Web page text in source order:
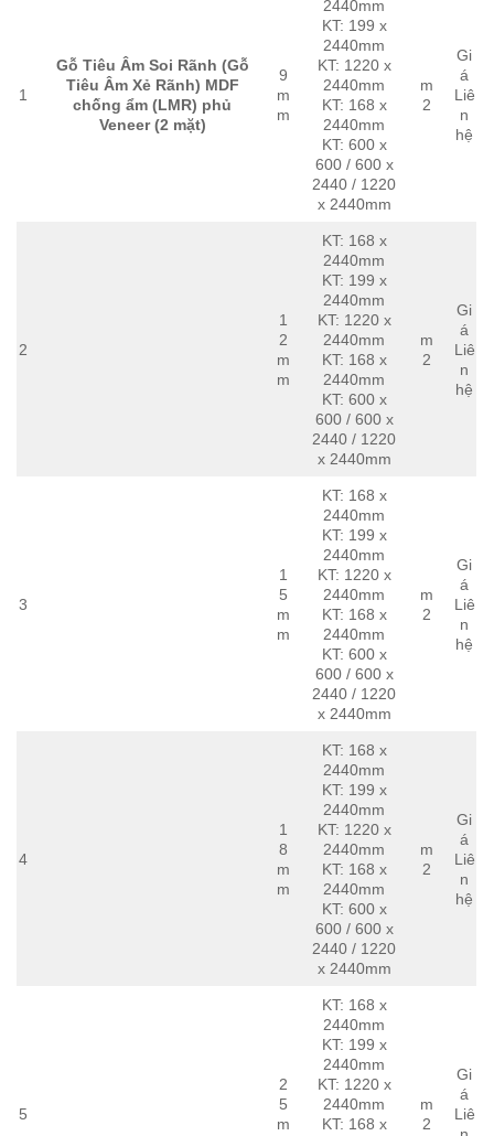
1
Gỗ Tiêu Âm Soi Rãnh (Gỗ
Tiêu Âm Xẻ Rãnh) MDF
chống ẩm (LMR) phủ
Veneer (2 mặt)
9
m
m
2440mm
KT: 199 x
2440mm
KT: 1220 x
2440mm
KT: 168 x
2440mm
KT: 600 x
600 / 600 x
2440 / 1220
x 2440mm
m
2
Gi
á
Liê
n
hệ
2
1
2
m
m
KT: 168 x
2440mm
KT: 199 x
2440mm
KT: 1220 x
2440mm
KT: 168 x
2440mm
KT: 600 x
600 / 600 x
2440 / 1220
x 2440mm
m
2
Gi
á
Liê
n
hệ
3
1
5
m
m
KT: 168 x
2440mm
KT: 199 x
2440mm
KT: 1220 x
2440mm
KT: 168 x
2440mm
KT: 600 x
600 / 600 x
2440 / 1220
x 2440mm
m
2
Gi
á
Liê
n
hệ
4
1
8
m
m
KT: 168 x
2440mm
KT: 199 x
2440mm
KT: 1220 x
2440mm
KT: 168 x
2440mm
KT: 600 x
600 / 600 x
2440 / 1220
x 2440mm
m
2
Gi
á
Liê
n
hệ
5
2
5
m
KT: 168 x
2440mm
KT: 199 x
2440mm
KT: 1220 x
2440mm
KT: 168 x
m
2
Gi
á
Liê